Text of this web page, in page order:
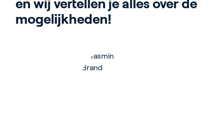
en wij vertellen je alles over de
mogelijkheden!